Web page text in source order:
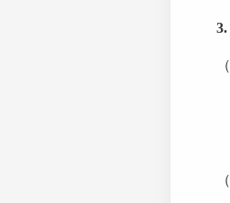
3.
（
（